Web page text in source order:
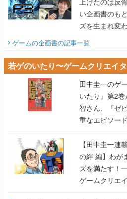
い企画書のも
ズを生まれ変
ビュー】
ゲームの企画書の記事一覧
若ゲのいたり〜ゲームクリエイ
田中圭一のゲ
いたり』第2
智さん、『ゼ
重なエピソー
【田中圭一連載
の絆 編】わが
ズを満たす！
ゲームクリエ
【若ゲのいた